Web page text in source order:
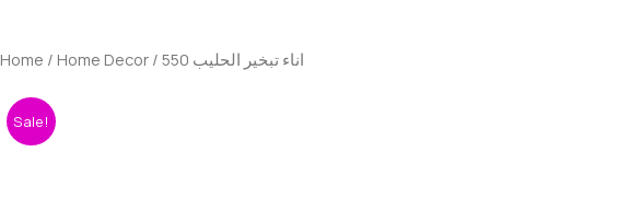
550
Home / Home Decor / اناء تبخير الحليب 550
Sale!